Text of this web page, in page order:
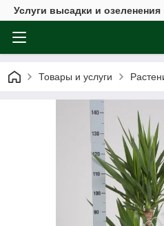
Услуги высадки и
Товары и услуги